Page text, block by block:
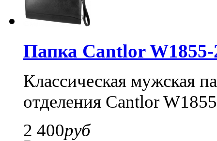
Папка Cantlor W1855-
Классическая мужская
отделения Cantlor
2 400руб